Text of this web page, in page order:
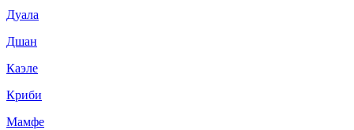
Дуала
Дшан
Каэле
Криби
Мамфе